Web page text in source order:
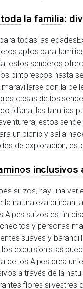
la familia:
todas las
aptos para
estos senderos
pintorescos hasta
con la
cosas de los
las familias
estos
un picnic y sal a
de exploración,
inclusivos
suizos, hay una
la naturaleza brindan
Alpes suizos están
y personas
suaves y
excursionistas
de los Alpes crea
a través de la
flores